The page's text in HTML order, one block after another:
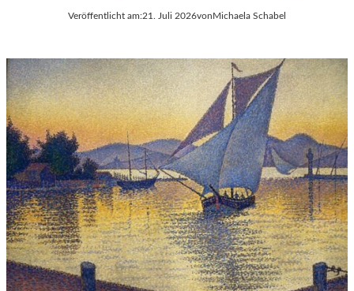
Veröffentlicht am:21. Juli 2026vonMichaela Schabel